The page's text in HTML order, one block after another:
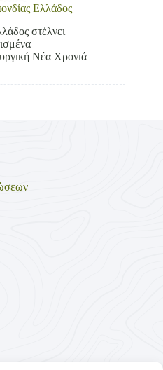
Ελλάδος
στέλνει
Νέα Χρονιά